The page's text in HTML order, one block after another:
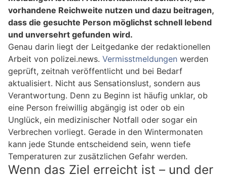
vorhandene Reichweite nutzen und dazu beitragen,
dass die gesuchte Person möglichst schnell lebend
und unversehrt gefunden wird.
Genau darin liegt der Leitgedanke der redaktionellen
Arbeit von polizei.news. Vermisstmeldungen werden
geprüft, zeitnah veröffentlicht und bei Bedarf
aktualisiert. Nicht aus Sensationslust, sondern aus
Verantwortung. Denn zu Beginn ist häufig unklar, ob
eine Person freiwillig abgängig ist oder ob ein
Unglück, ein medizinischer Notfall oder sogar ein
Verbrechen vorliegt. Gerade in den Wintermonaten
kann jede Stunde entscheidend sein, wenn tiefe
Temperaturen zur zusätzlichen Gefahr werden.
Wenn das Ziel erreicht ist – und der